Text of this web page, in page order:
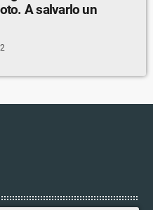
A salvarlo un
2